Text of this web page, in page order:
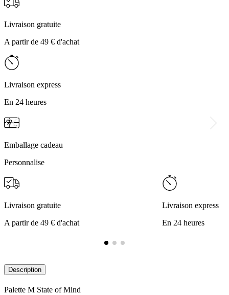
Livraison gratuite
A partir de 49 € d'achat
Livraison express
En 24 heures
Emballage cadeau
Personnalise
Livraison gratuite
A partir de 49 € d'achat
Livraison express
En 24 heures
Description
Palette M State of Mind